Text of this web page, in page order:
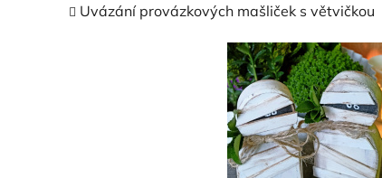
Uvázání provázkových mašliček s větvičkou